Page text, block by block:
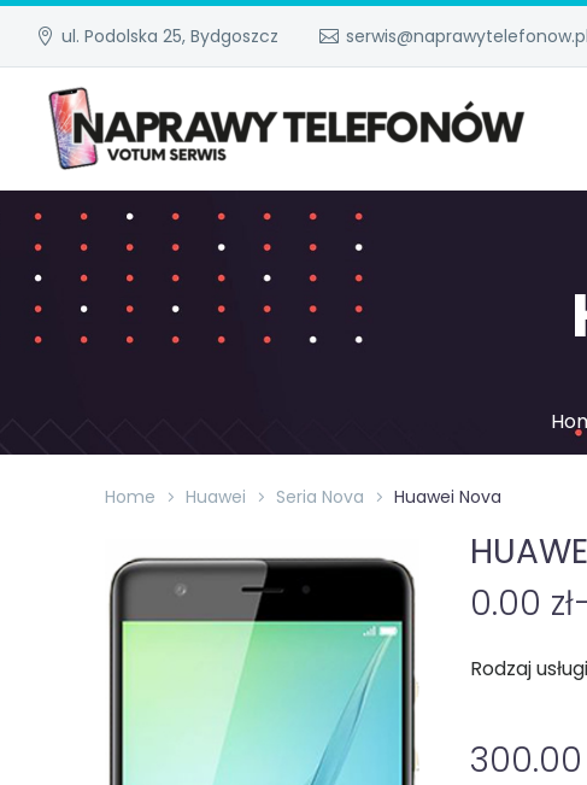
ul. Podolska 25, Bydgoszcz serwis@naprawytelefonow.pl
Home Huawei Seria Nova Huawei Nova
0.00 zł
Rodzaj usługi
300.00